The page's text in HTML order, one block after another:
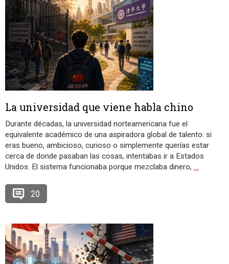
La universidad que viene habla chino
Durante décadas, la universidad norteamericana fue el
equivalente académico de una aspiradora global de talento: si
eras bueno, ambicioso, curioso o simplemente querías estar
cerca de donde pasaban las cosas, intentabas ir a Estados
Unidos. El sistema funcionaba porque mezclaba dinero, …
20